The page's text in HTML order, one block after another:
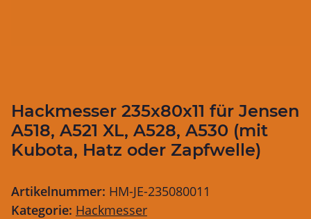
Hackmesser 235x80x11 für Jensen
A518, A521 XL, A528, A530 (mit
Kubota, Hatz oder Zapfwelle)
Artikelnummer: HM-JE-235080011
Kategorie: Hackmesser